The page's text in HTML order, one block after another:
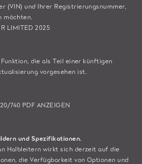
(VIN) und Ihrer Registrierungsnummer,
möchten.
LIMITED 2025
die als Teil einer künftigen
vorgesehen ist.
740 PDF ANZEIGEN
und Spezifikationen.
Halbleitern wirkt sich derzeit auf die
die Verfügbarkeit von Optionen und